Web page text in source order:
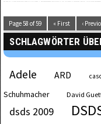
Page 58 of 59 « First ‹
SCHLAGWÖRTER
Adele ARD
Schuhmacher
David
dsds 2009